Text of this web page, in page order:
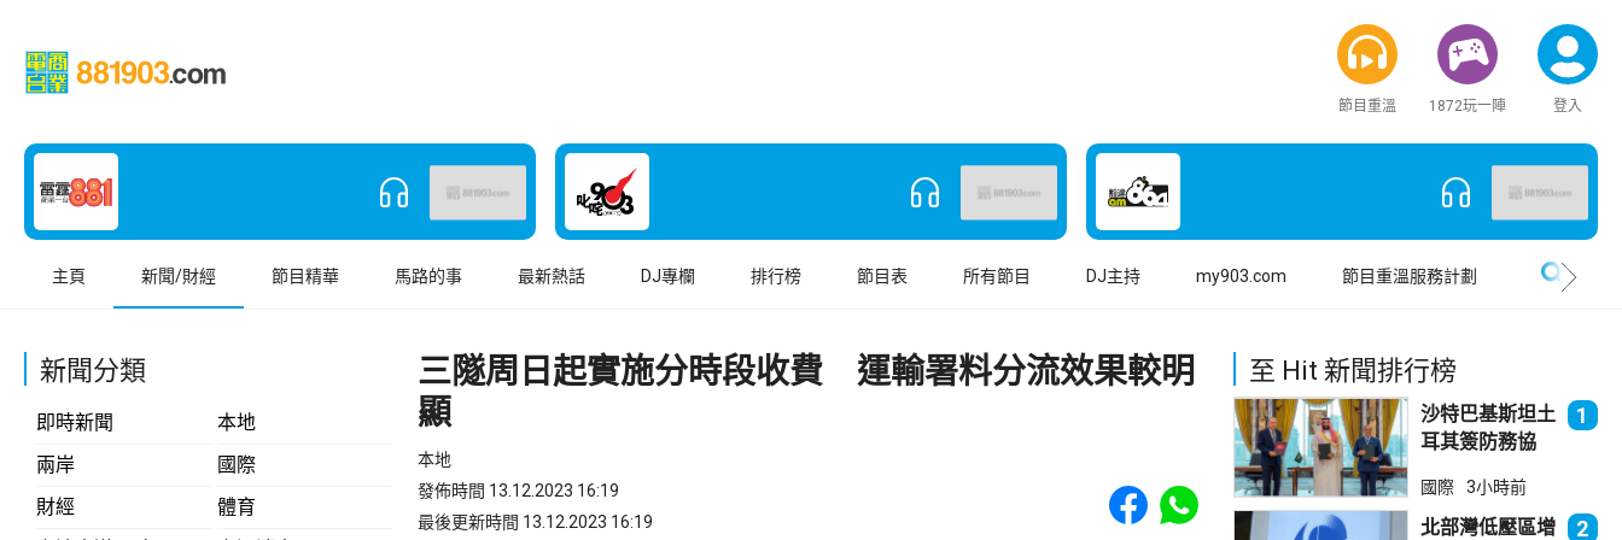
節目重溫 1872玩一陣 登入
主頁 新聞/財經 節目精華 馬路的事 最新熱話 DJ專欄 排行榜 節目表 所有節目 DJ主持 my903.com 節目重溫服務計劃
新聞分類
即時新聞
本地
兩岸
國際
財經
體育
三隧周日起實施分時段收費 運輸署料分流效果較明
顯
本地
發佈時間 13.12.2023 16:19
最後更新時間 13.12.2023 16:19
Share to Facebook
Share to WhatsApp
至 Hit 新聞排行榜
沙特巴基斯坦土
耳其簽防務協
林團結
1
國際 3小時前
北部灣低壓區增 2